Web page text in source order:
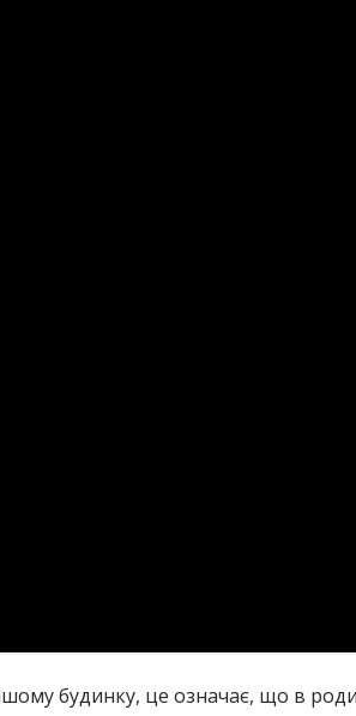
будинку, це означає, що в